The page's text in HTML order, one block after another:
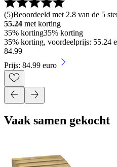
(5)Beoordeeld met 2.8 van de 5
55.24 met korting
35% korting35% korting
35% korting, voordeelprijs: 55.24
84.99
Prijs: 84.99 euro
Vaak samen gekocht